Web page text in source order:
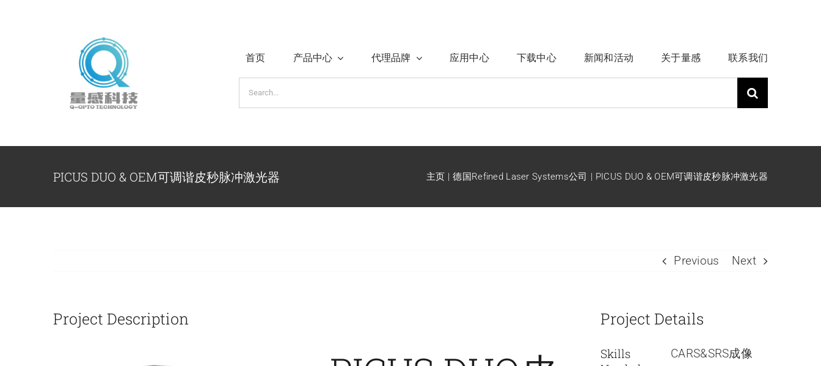
首页 产品中心 代理品牌 应用中心 下载中心 新闻和活动 关于量感 联系我们
索：
PICUS DUO & OEM可调谐皮秒脉冲激光器 主页 德国Refined Laser Systems公司 PICUS DUO & OEM可调谐皮秒脉冲激光器
Previous Next
Project Description Project Details
Skills
CARS&SRS成像